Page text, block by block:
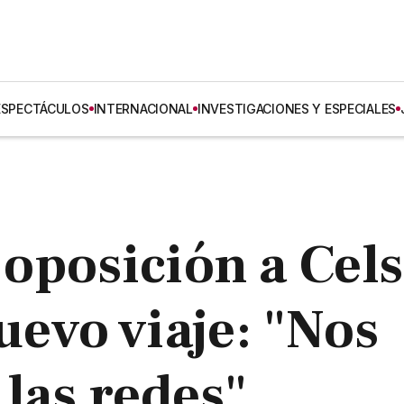
INTERNACIONAL INVESTIGACIONES Y ESPECIALES
a
viaje: "Nos